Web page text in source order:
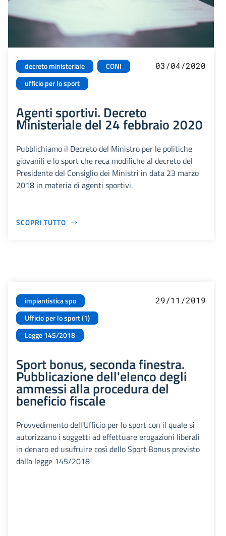
decreto ministeriale
CONI
ufficio per lo sport
03/04/2020
Agenti sportivi. Decreto
Ministeriale del 24 febbraio 2020
Pubblichiamo il Decreto del Ministro per le politiche
giovanili e lo sport che reca modifiche al decreto del
Presidente del Consiglio dei Ministri in data 23 marzo
2018 in materia di agenti sportivi.
SCOPRI TUTTO
impiantistica spo
Ufficio per lo sport (1)
Legge 145/2018
29/11/2019
Sport bonus, seconda finestra.
Pubblicazione dell'elenco degli
ammessi alla procedura del
beneficio fiscale
Provvedimento dell'Ufficio per lo sport con il quale si
autorizzano i soggetti ad effettuare erogazioni liberali
in denaro ed usufruire così dello Sport Bonus previsto
dalla legge 145/2018